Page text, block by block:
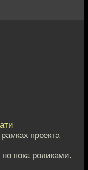
проекта
пока роликами.